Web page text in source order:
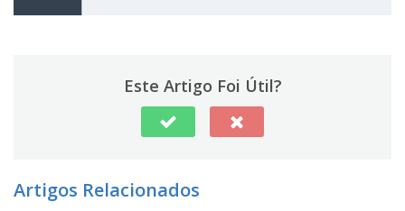
Este Artigo Foi Útil?
Artigos Relacionados